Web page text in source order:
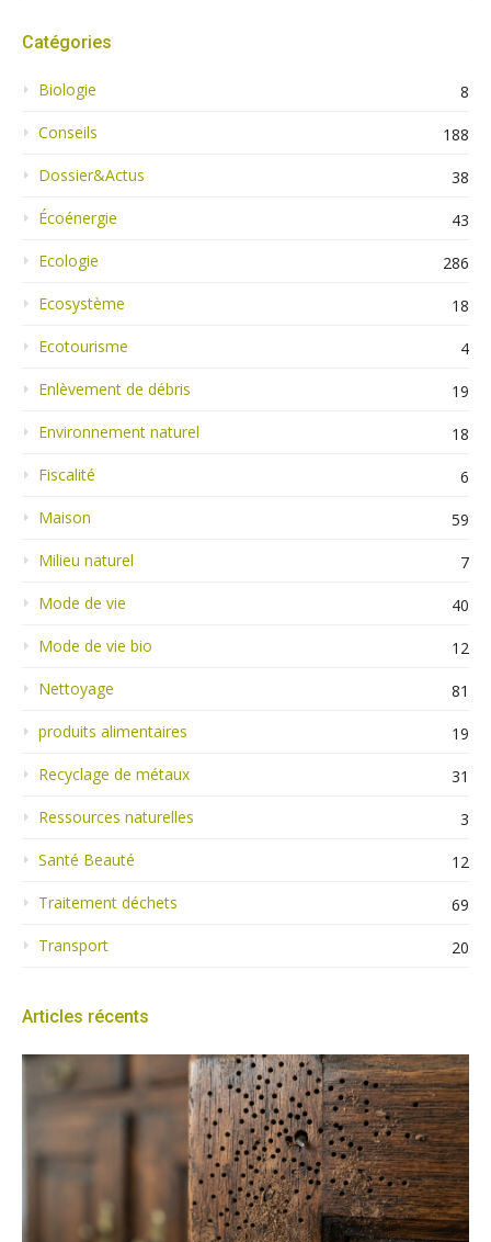
Catégories
Biologie
8
Conseils
188
Dossier&Actus
38
Écoénergie
43
Ecologie
286
Ecosystème
18
Ecotourisme
4
Enlèvement de débris
19
Environnement naturel
18
Fiscalité
6
Maison
59
Milieu naturel
7
Mode de vie
40
Mode de vie bio
12
Nettoyage
81
produits alimentaires
19
Recyclage de métaux
31
Ressources naturelles
3
Santé Beauté
12
Traitement déchets
69
Transport
20
Articles récents